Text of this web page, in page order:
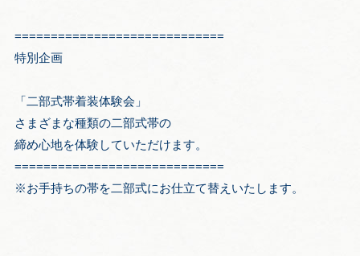
=============================
特別企画
「二部式帯着装体験会」
さまざまな種類の二部式帯の
締め心地を体験していただけます。
=============================
※お手持ちの帯を二部式にお仕立て替えいたします。